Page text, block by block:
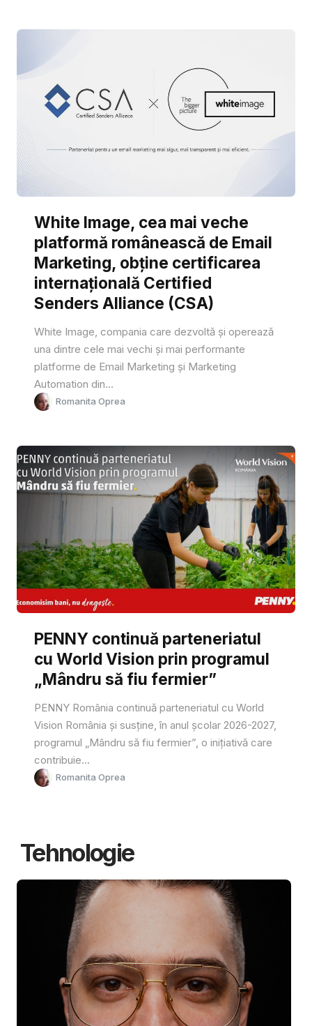
White Image, cea mai veche
platformă românească de Email
Marketing, obține certificarea
internațională Certified
Senders Alliance (CSA)
White Image, compania care dezvoltă și operează
una dintre cele mai vechi și mai performante
platforme de Email Marketing și Marketing
Automation din...
Romanita Oprea
PENNY continuă parteneriatul
cu World Vision prin programul
„Mândru să fiu fermier”
PENNY România continuă parteneriatul cu World
Vision România și susține, în anul școlar 2026-2027,
programul „Mândru să fiu fermier”, o inițiativă care
contribuie...
Romanita Oprea
Tehnologie